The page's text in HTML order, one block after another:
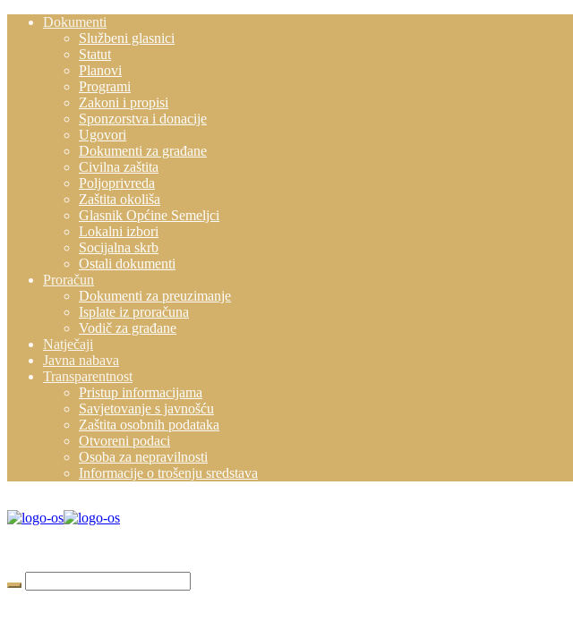
Dokumenti
Službeni glasnici
Statut
Planovi
Programi
Zakoni i propisi
Sponzorstva i donacije
Ugovori
Dokumenti za građane
Civilna zaštita
Poljoprivreda
Zaštita okoliša
Glasnik Općine Semeljci
Lokalni izbori
Socijalna skrb
Ostali dokumenti
Proračun
Dokumenti za preuzimanje
Isplate iz proračuna
Vodič za građane
Natječaji
Javna nabava
Transparentnost
Pristup informacijama
Savjetovanje s javnošću
Zaštita osobnih podataka
Otvoreni podaci
Osoba za nepravilnosti
Informacije o trošenju sredstava